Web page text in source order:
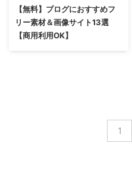
【無料】ブログにおすすめフ
リー素材＆画像サイト13選
【商用利用OK】
1